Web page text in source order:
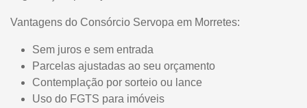
Vantagens do Consórcio Servopa em Morretes:
Sem juros e sem entrada
Parcelas ajustadas ao seu orçamento
Contemplação por sorteio ou lance
Uso do FGTS para imóveis